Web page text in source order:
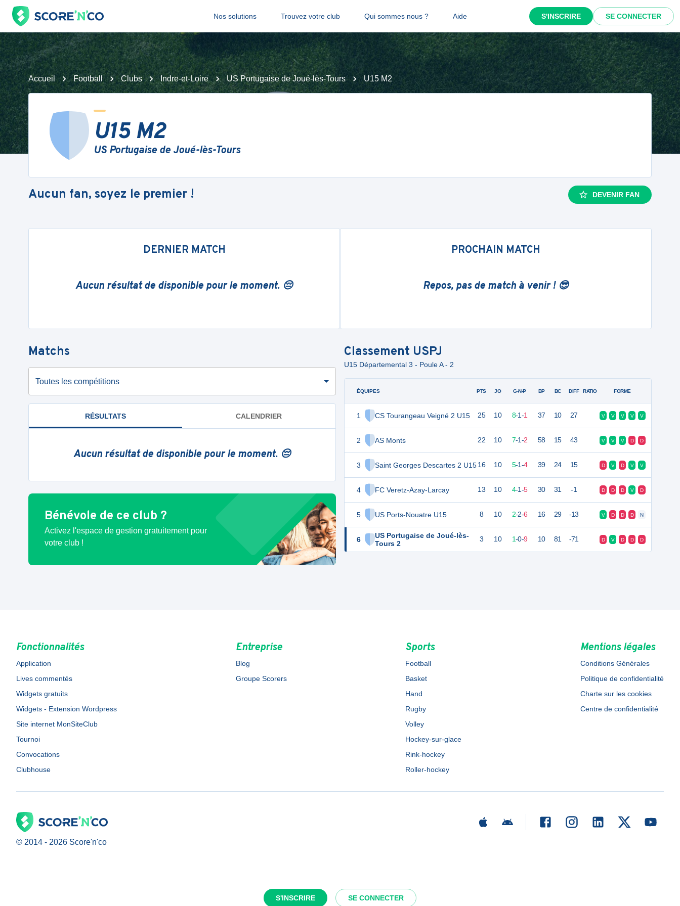
Nos solutions Trouvez votre club Qui sommes nous ? Aide S'INSCRIRE SE CONNECTER
S'INSCRIRE SE CONNECTER
Accueil Football Clubs Indre-et-Loire US Portugaise de Joué-lès-Tours U15 M2
U15 M2
US Portugaise de Joué-lès-Tours
Aucun fan, soyez le premier ! DEVENIR FAN
DERNIER MATCH
Aucun résultat de disponible pour le moment. 😔
PROCHAIN MATCH
Repos, pas de match à venir ! 😎
Matchs
Toutes les compétitions
RÉSULTATS CALENDRIER
Aucun résultat de disponible pour le moment. 😔
Bénévole de ce club ?
Activez l'espace de gestion gratuitement pour
votre club !
Classement USPJ
U15 Départemental 3 - Poule A - 2
ÉQUIPES
1 CS Tourangeau Veigné 2 U15
2 AS Monts
3 Saint Georges Descartes 2 U15
4 FC Veretz-Azay-Larcay
5 US Ports-Nouatre U15
6
US Portugaise de Joué-lès-
Tours 2
PTS JO G-N-P BP BC DIFF RATIO FORME
25 10 8-1-1 37 10 27 V V V V V
22 10 7-1-2 58 15 43 V V V D D
16 10 5-1-4 39 24 15 D V D V V
13 10 4-1-5 30 31 -1 D D D V D
8 10 2-2-6 16 29 -13 V D D D N
3 10 1-0-9 10 81 -71 D V D D D
Fonctionnalités
Application
Lives commentés
Widgets gratuits
Widgets - Extension Wordpress
Site internet MonSiteClub
Tournoi
Convocations
Clubhouse
Entreprise
Blog
Groupe Scorers
Sports
Football
Basket
Hand
Rugby
Volley
Hockey-sur-glace
Rink-hockey
Roller-hockey
Mentions légales
Conditions Générales
Politique de confidentialité
Charte sur les cookies
Centre de confidentialité
© 2014 - 2026 Score'n'co